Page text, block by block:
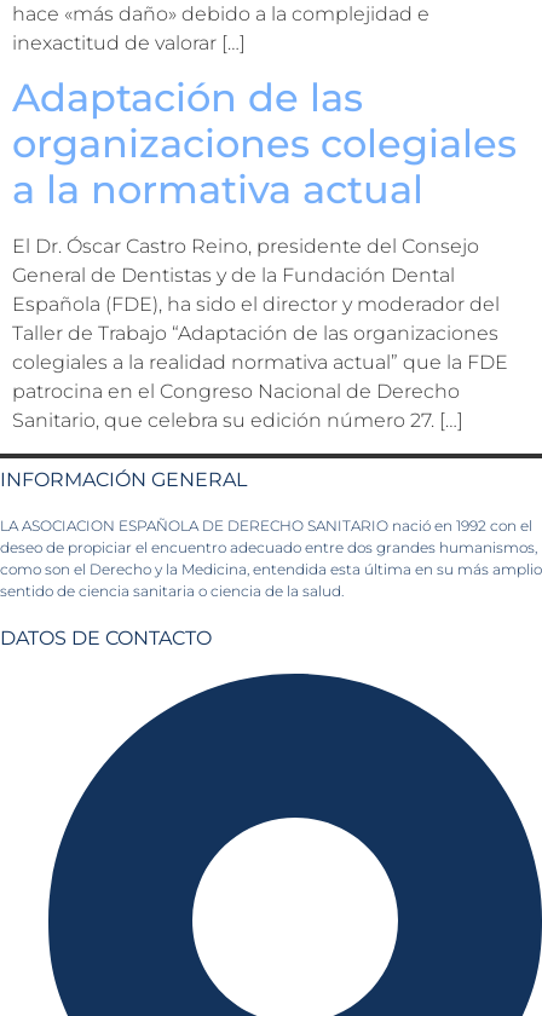
hace «más daño» debido a la complejidad e
inexactitud de valorar […]
Adaptación de las
organizaciones colegiales
a la normativa actual
El Dr. Óscar Castro Reino, presidente del Consejo
General de Dentistas y de la Fundación Dental
Española (FDE), ha sido el director y moderador del
Taller de Trabajo “Adaptación de las organizaciones
colegiales a la realidad normativa actual” que la FDE
patrocina en el Congreso Nacional de Derecho
Sanitario, que celebra su edición número 27. […]
INFORMACIÓN GENERAL
LA ASOCIACION ESPAÑOLA DE DERECHO SANITARIO nació en 1992 con el
deseo de propiciar el encuentro adecuado entre dos grandes humanismos,
como son el Derecho y la Medicina, entendida esta última en su más amplio
sentido de ciencia sanitaria o ciencia de la salud.
DATOS DE CONTACTO